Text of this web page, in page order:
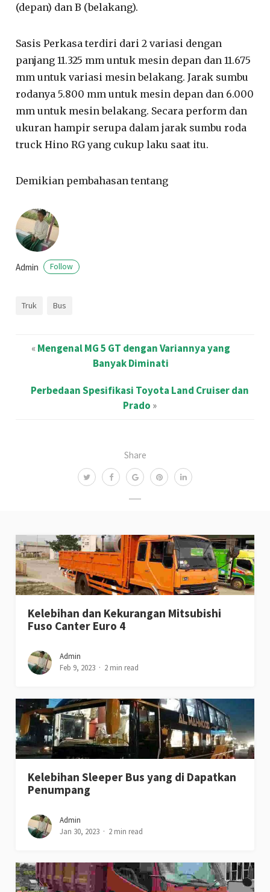
Share
(depan) dan B (belakang).
Sasis Perkasa terdiri dari 2 variasi dengan
panjang 11.325 mm untuk mesin depan dan 11.675
mm untuk variasi mesin belakang. Jarak sumbu
rodanya 5.800 mm untuk mesin depan dan 6.000
mm untuk mesin belakang. Secara perform dan
ukuran hampir serupa dalam jarak sumbu roda
truck Hino RG yang cukup laku saat itu.
Demikian pembahasan tentang
Admin Follow
Truk Bus
«Mengenal MG 5 GT dengan Variannya yang
Banyak Diminati
Perbedaan Spesifikasi Toyota Land Cruiser dan
Prado »
Kelebihan dan Kekurangan Mitsubishi
Fuso Canter Euro 4
Admin
Feb 9, 2023
2 min read
Kelebihan Sleeper Bus yang di Dapatkan
Penumpang
Admin
Jan 30, 2023
2 min read